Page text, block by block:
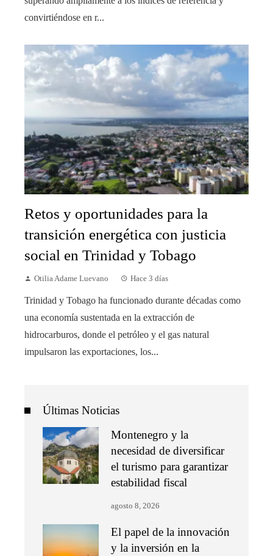
convirtiéndose en r...
Retos y oportunidades para la
transición energética con justicia
social en Trinidad y Tobago
Otilia Adame Luevano Hace 3 días
Trinidad y Tobago ha funcionado durante décadas como
una economía sustentada en la extracción de
hidrocarburos, donde el petróleo y el gas natural
impulsaron las exportaciones, los...
Últimas Noticias
Montenegro y la
necesidad de diversificar
el turismo para garantizar
estabilidad fiscal
agosto 8, 2026
El papel de la innovación
y la inversión en la